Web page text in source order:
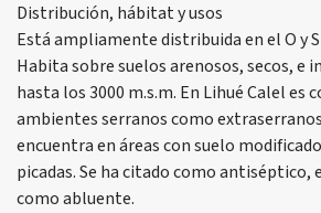
Distribución, hábitat y usos
Está ampliamente distribuida en el O y
Habita sobre suelos arenosos, secos, e
hasta los 3000 m.s.m. En Lihué Calel es
ambientes serranos como
encuentra en áreas con suelo
picadas. Se ha citado como antiséptico,
como abluente.